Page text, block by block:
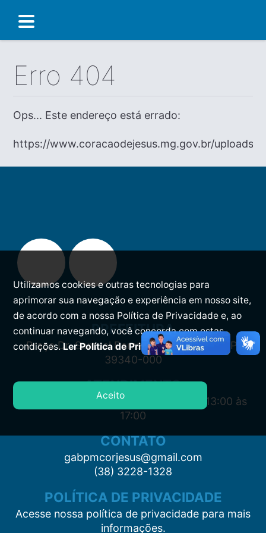
Erro 404
Ops... Este endereço está errado:
https://www.coracaodejesus.mg.gov.br/uploads/
PREFEITURA
Praça Dr. Samuel Barreto, s/n, Centro CEP:
39340-000
ATENDIMENTO
Segunda à Sexta: 7:00 às 11:00 e das 13:00 às
17:00
CONTATO
gabpmcorjesus@gmail.com
(38) 3228-1328
POLÍTICA DE PRIVACIDADE
Acesse nossa política de privacidade para mais
informações.
Utilizamos cookies e outras tecnologias para
aprimorar sua navegação e experiência em nosso site,
de acordo com a nossa Política de Privacidade e, ao
continuar navegando, você concorda com estas
condições.Ler Política de Privacidade.
Aceito